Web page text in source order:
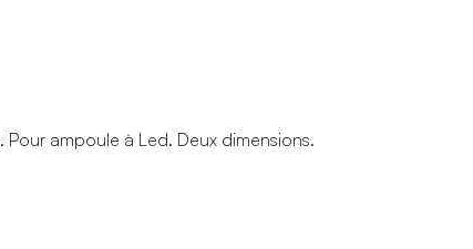
ampoule à Led. Deux dimensions.